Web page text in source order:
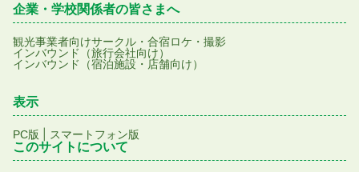
企業・学校関係者の皆さまへ
観光事業者向けサークル・合宿ロケ・撮影
インバウンド（旅行会社向け）
インバウンド（宿泊施設・店舗向け）
表示
PC版 スマートフォン版
このサイトについて